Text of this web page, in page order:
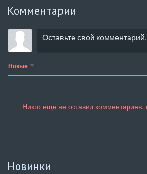
Комментарии
Новые
Новинки